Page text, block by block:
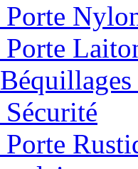
Porte
Porte
Porte